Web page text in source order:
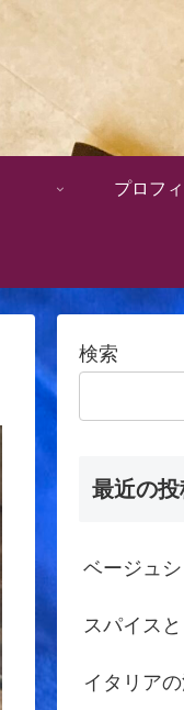
プロフ
検索
最近の投
ベージュ
スパイス
イタリア